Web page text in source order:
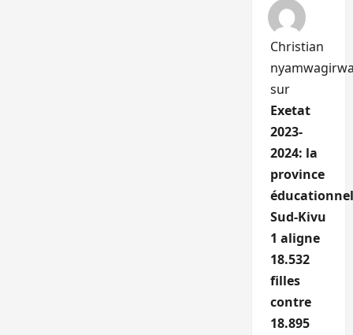
Christian
sur
Exetat
2023-
2024: la
province
Sud-Kivu
1 aligne
18.532
filles
contre
18.895